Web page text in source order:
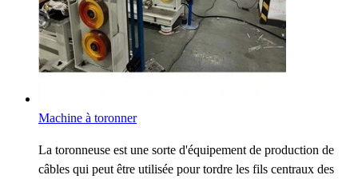
Machine à toronner
La toronneuse est une sorte d'équipement de production de
câbles qui peut être utilisée pour tordre les fils centraux des